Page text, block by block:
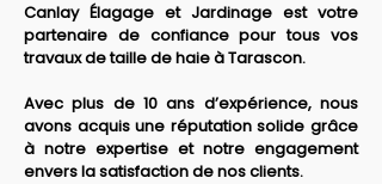
Canlay Élagage et Jardinage est votre
partenaire de confiance pour tous vos
travaux de taille de haie à Tarascon.
Avec plus de 10 ans d’expérience, nous
avons acquis une réputation solide grâce
à notre expertise et notre engagement
envers la satisfaction de nos clients.